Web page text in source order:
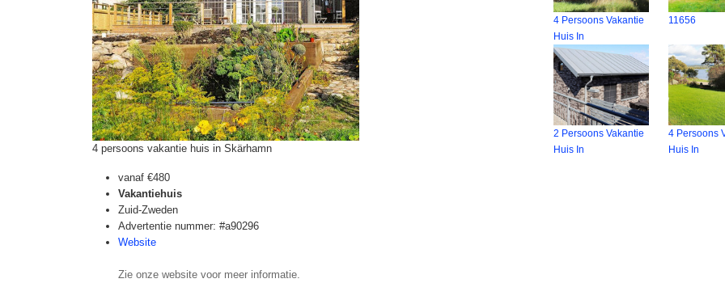
4 persoons vakantie huis in Skärhamn
vanaf €480
Vakantiehuis
Zuid-Zweden
Advertentie nummer: #a90296
Website
Zie onze website voor meer informatie.
4 Persoons Vakantie
Huis In
11656
2 Persoons Vakantie
Huis In
4 Persoons
Huis In